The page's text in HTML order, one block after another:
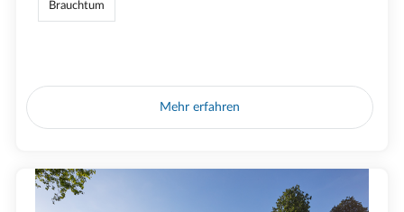
Brauchtum
Mehr erfahren